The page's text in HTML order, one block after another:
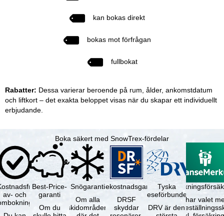
kan bokas direkt
bokas mot förfrågan
fullbokat
Rabatter: Dessa varierar beroende på rum, ålder, ankomstdatum
och liftkort – det exakta beloppet visas när du skapar ett individuellt
erbjudande.
Boka säkert med SnowTrex-fördelar
av- och
Best-Price-
garanti
Om du
Snögaranti
Om alla
skidområden
Resekostnadsgaranti
DRSF
skyddar
Tyska
reseförbundet
DRV är den
Du har valet